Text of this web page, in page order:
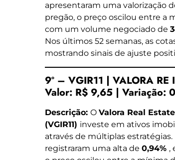
apresentaram uma valorização
pregão, o preço oscilou entre a
com um volume negociado de
Nos últimos 52 semanas, as
mostrando sinais de ajuste
9º – VGIR11 | VALORA
Valor: R$ 9,65 | Variação:
Descrição: O Valora Real
(VGIR11) investe em ativos
através de múltiplas
registraram uma alta de 0,94% ,